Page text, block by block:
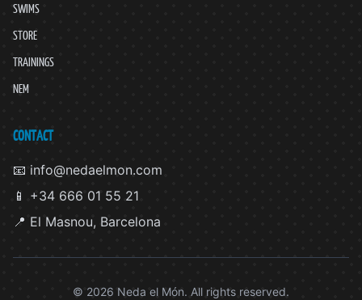
SWIMS
STORE
TRAININGS
NEM
CONTACT
📧 info@nedaelmon.com
📱 +34 666 01 55 21
📍 El Masnou, Barcelona
© 2026 Neda el Món. All rights reserved.